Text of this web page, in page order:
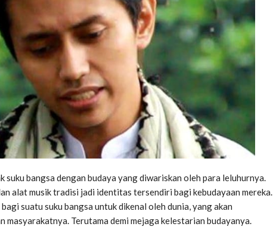
suku bangsa dengan budaya yang diwariskan oleh para leluhurnya.
alat musik tradisi jadi identitas tersendiri bagi kebudayaan mereka.
suatu suku bangsa untuk dikenal oleh dunia, yang akan
Terutama demi mejaga kelestarian budayanya.